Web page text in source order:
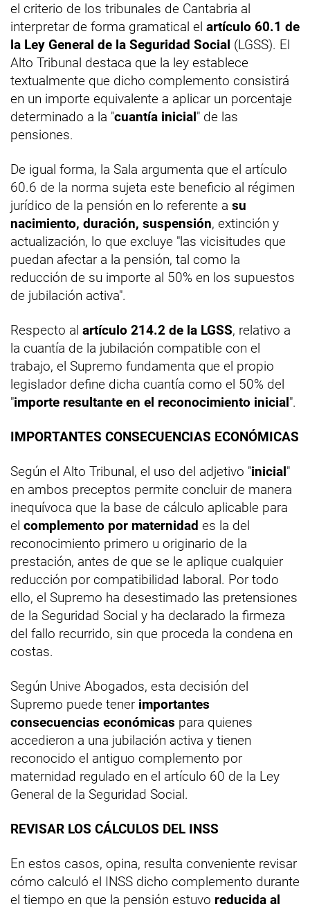
el criterio de los tribunales de Cantabria al
interpretar de forma gramatical el artículo 60.1 de
la Ley General de la Seguridad Social (LGSS). El
Alto Tribunal destaca que la ley establece
textualmente que dicho complemento consistirá
en un importe equivalente a aplicar un porcentaje
determinado a la "cuantía inicial" de las
pensiones.
De igual forma, la Sala argumenta que el artículo
60.6 de la norma sujeta este beneficio al régimen
jurídico de la pensión en lo referente a su
nacimiento, duración, suspensión, extinción y
actualización, lo que excluye "las vicisitudes que
puedan afectar a la pensión, tal como la
reducción de su importe al 50% en los supuestos
de jubilación activa".
Respecto al artículo 214.2 de la LGSS, relativo a
la cuantía de la jubilación compatible con el
trabajo, el Supremo fundamenta que el propio
legislador define dicha cuantía como el 50% del
"importe resultante en el reconocimiento inicial".
IMPORTANTES CONSECUENCIAS ECONÓMICAS
Según el Alto Tribunal, el uso del adjetivo "inicial"
en ambos preceptos permite concluir de manera
inequívoca que la base de cálculo aplicable para
el complemento por maternidad es la del
reconocimiento primero u originario de la
prestación, antes de que se le aplique cualquier
reducción por compatibilidad laboral. Por todo
ello, el Supremo ha desestimado las pretensiones
de la Seguridad Social y ha declarado la firmeza
del fallo recurrido, sin que proceda la condena en
costas.
Según Unive Abogados, esta decisión del
Supremo puede tener importantes
consecuencias económicas para quienes
accedieron a una jubilación activa y tienen
reconocido el antiguo complemento por
maternidad regulado en el artículo 60 de la Ley
General de la Seguridad Social.
REVISAR LOS CÁLCULOS DEL INSS
En estos casos, opina, resulta conveniente revisar
cómo calculó el INSS dicho complemento durante
el tiempo en que la pensión estuvo reducida al